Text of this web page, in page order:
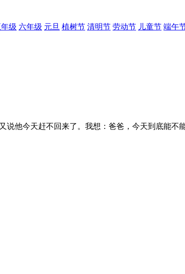
级 六年级 元旦 植树节 清明节 劳动节 儿童节 端午
他今天赶不回来了。我想：爸爸，今天到底能不